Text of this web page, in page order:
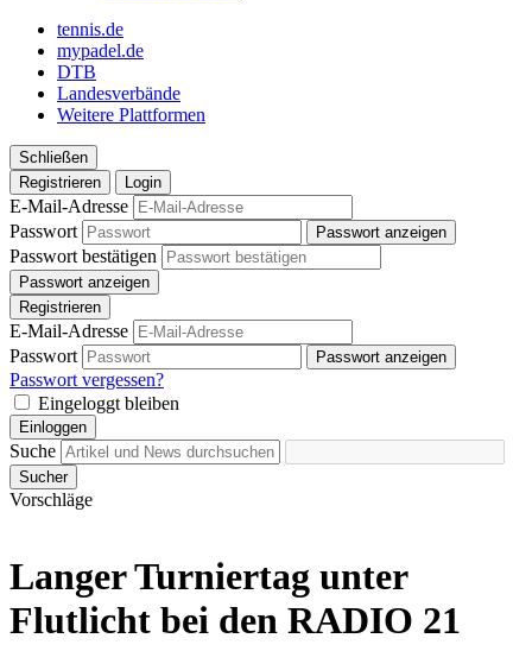
tennis.de
mypadel.de
DTB
Landesverbände
Weitere Plattformen
Schließen
Registrieren
Login
E-Mail-Adresse
Passwort
Passwort anzeigen
Passwort bestätigen
Passwort anzeigen
Registrieren
E-Mail-Adresse
Passwort
Passwort anzeigen
Passwort vergessen?
Eingeloggt bleiben
Einloggen
Suche
Sucher
Vorschläge
Langer Turniertag unter
Flutlicht bei den RADIO 21